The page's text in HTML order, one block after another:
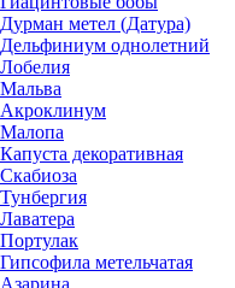
Дурман метел (Датура)
Дельфиниум однолетний
Лобелия
Мальва
Акроклинум
Малопа
Капуста декоративная
Скабиоза
Тунбергия
Лаватера
Портулак
Гипсофила метельчатая
Азарина